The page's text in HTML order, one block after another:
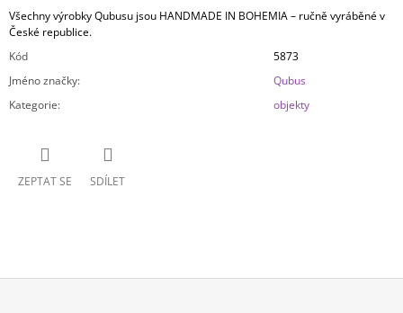
Všechny výrobky Qubusu jsou HANDMADE IN BOHEMIA – ručně vyráběné v
České republice.
Kód
5873
Jméno značky:
Qubus
Kategorie: objekty
ZEPTAT SE SDÍLET